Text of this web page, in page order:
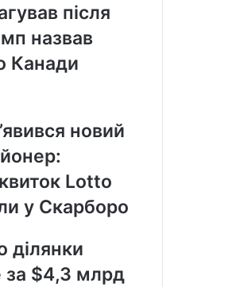
після
назвав
Канади
новий
Lotto
у Скарборо
ділянки
за $4,3 млрд